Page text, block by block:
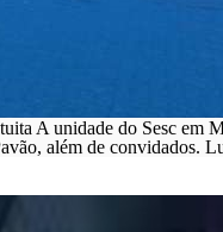
A unidade do Sesc em
além de convidados.